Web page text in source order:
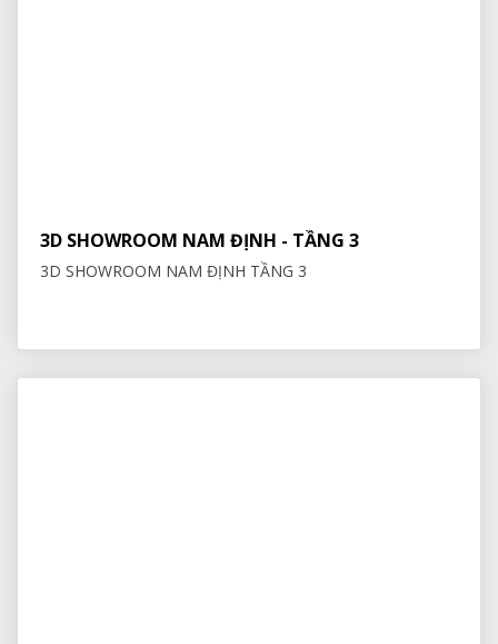
3D SHOWROOM NAM ĐỊNH - TẦNG 3
3D SHOWROOM NAM ĐỊNH TẦNG 3